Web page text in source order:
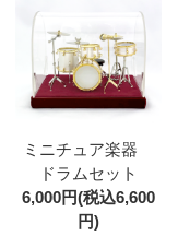
ミニチュア楽器
ドラムセット
6,000円(税込6,600
円)